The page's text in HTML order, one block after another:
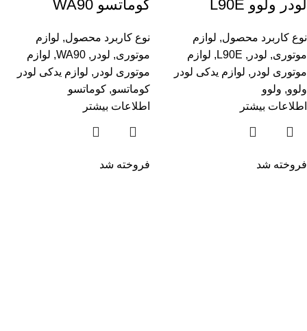
لودر ولوو L90E
نوع کاربرد محصول, لوازم
موتوری, لودر ,
L90E
, لوازم
موتوری لودر , لوازم یدکی لودر
ولوو, ولوو
اطلاعات بیشتر
کوماتسو WA90
نوع کاربرد محصول, لوازم
موتوری, لودر ,
WA90
, لوازم
موتوری لودر , لوازم یدکی لودر
کوماتسو, کوماتسو
اطلاعات بیشتر
فروخته شد فروخته شد